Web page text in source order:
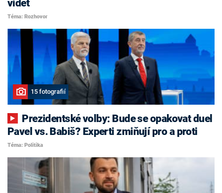
vidět
Téma: Rozhovor
15 fotografií
Pavel vs. Babiš? Experti zmiňují pro a proti
Téma: Politika